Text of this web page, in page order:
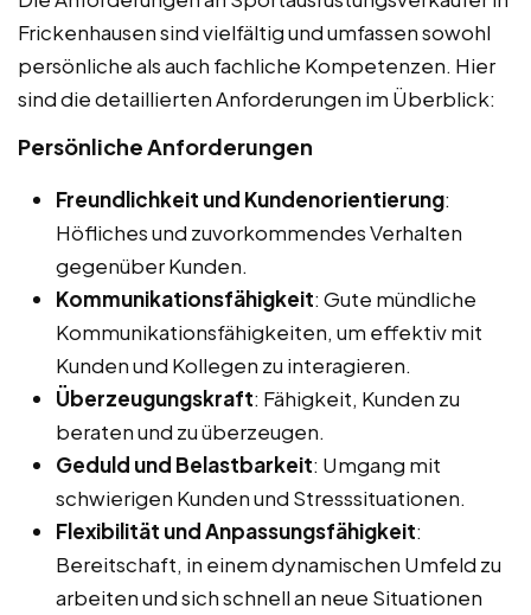
Frickenhausen sind vielfältig und umfassen sowohl
persönliche als auch fachliche Kompetenzen. Hier
sind die detaillierten Anforderungen im Überblick:
Persönliche Anforderungen
Freundlichkeit und Kundenorientierung:
Höfliches und zuvorkommendes Verhalten
gegenüber Kunden.
Kommunikationsfähigkeit: Gute mündliche
Kommunikationsfähigkeiten, um effektiv mit
Kunden und Kollegen zu interagieren.
Überzeugungskraft: Fähigkeit, Kunden zu
beraten und zu überzeugen.
Geduld und Belastbarkeit: Umgang mit
schwierigen Kunden und Stresssituationen.
Flexibilität und Anpassungsfähigkeit:
Bereitschaft, in einem dynamischen Umfeld zu
arbeiten und sich schnell an neue Situationen